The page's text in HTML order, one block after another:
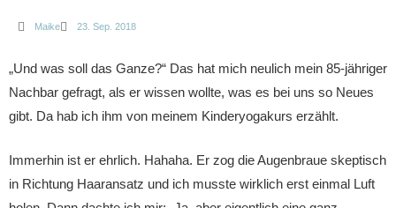
Maike 23. Sep. 2018
„Und was soll das Ganze?“ Das hat mich neulich mein 85-jähriger
Nachbar gefragt, als er wissen wollte, was es bei uns so Neues
gibt. Da hab ich ihm von meinem Kinderyogakurs erzählt.
Immerhin ist er ehrlich. Hahaha. Er zog die Augenbraue skeptisch
in Richtung Haaransatz und ich musste wirklich erst einmal Luft